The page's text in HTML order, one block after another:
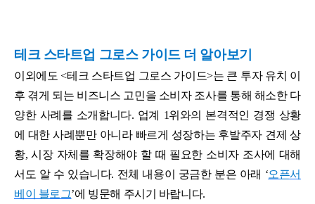
테크 스타트업 그로스 가이드 더 알아보기
이외에도 <테크 스타트업 그로스 가이드>는 큰 투자 유치 이
후 겪게 되는 비즈니스 고민을 소비자 조사를 통해 해소한 다
양한 사례를 소개합니다. 업계 1위와의 본격적인 경쟁 상황
에 대한 사례뿐만 아니라 빠르게 성장하는 후발주자 견제 상
황, 시장 자체를 확장해야 할 때 필요한 소비자 조사에 대해
서도 알 수 있습니다. 전체 내용이 궁금한 분은 아래 ‘오픈서
베이 블로그’에 빙문해 주시기 바랍니다.